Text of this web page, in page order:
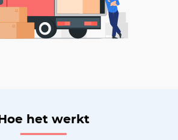
Hoe het werkt